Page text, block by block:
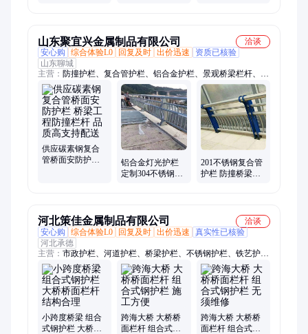
山东聚宜兴金属制品有限公司
洽谈
安心购
综合体验L0 回复及时 出价迅速
资质已核验
山东聊城
主营： 防撞护栏、复合管护栏、铝合金护栏、景观桥梁栏杆、道
路隔离栏杆、桥梁灯光栏杆、河道护栏
供应碳素钢复合
管桥面安防护栏
铝合金灯光护栏
定制304不锈钢复
201不锈钢复合管
护栏 防撞桥梁栏
河北策佳金属制品有限公司
洽谈
安心购
综合体验L0 回复及时 出价迅速
真实性已核验
河北承德
主营： 市政护栏、河道护栏、桥梁护栏、不锈钢护栏、铁艺护
栏、围墙护栏
小跨度桥梁 组合
式钢护栏 大桥桥
跨海大桥 大桥桥
面栏杆 组合式钢
跨海大桥 大桥桥
面栏杆 组合式钢